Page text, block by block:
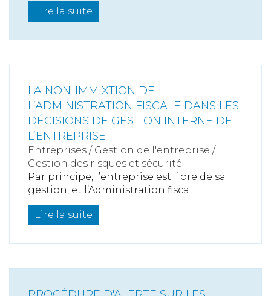
Lire la suite
LA NON-IMMIXTION DE
L’ADMINISTRATION FISCALE DANS LES
DÉCISIONS DE GESTION INTERNE DE
L’ENTREPRISE
Entreprises / Gestion de l'entreprise /
Gestion des risques et sécurité
Par principe, l’entreprise est libre de sa
gestion, et l’Administration fisca...
Lire la suite